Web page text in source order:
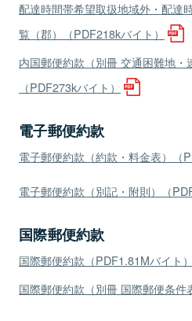
配達時間帯希望取扱地域外・配達
覧（郡）（PDF218kバイト）
内国郵便約款（別冊 交通困難地・
（PDF273kバイト）
電子郵便約款
電子郵便約款（約款・料金表）（
電子郵便約款（別記・附則）（
国際郵便約款
国際郵便約款（PDF1.81Mバイト）
国際郵便約款（別冊 国際郵便条件